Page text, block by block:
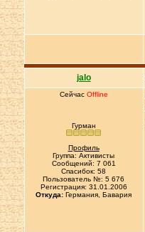
jalo
Сейчас Offline
Гурман
Профиль
Группа: Активисты
Сообщений: 7 061
Спасибок: 58
Пользователь №: 5 676
Регистрация: 31.01.2006
Откуда: Германия, Бавария